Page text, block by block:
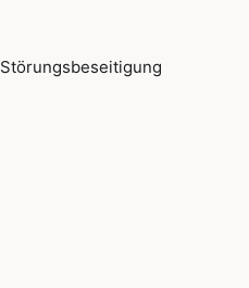
Störungsbeseitigung